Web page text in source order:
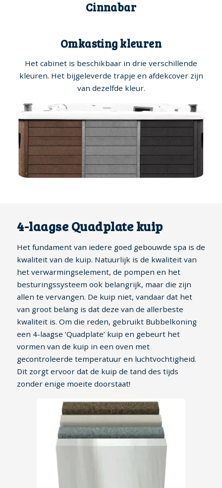
Cinnabar
Omkasting kleuren
Het cabinet is beschikbaar in drie verschillende
kleuren. Het bijgeleverde trapje en afdekcover zijn
van dezelfde kleur.
4-laagse Quadplate kuip
Het fundament van iedere goed gebouwde spa is de
kwaliteit van de kuip. Natuurlijk is de kwaliteit van
het verwarmingselement, de pompen en het
besturingssysteem ook belangrijk, maar die zijn
allen te vervangen. De kuip niet, vandaar dat het
van groot belang is dat deze van de allerbeste
kwaliteit is. Om die reden, gebruikt Bubbelkoning
een 4-laagse ‘Quadplate’ kuip en gebeurt het
vormen van de kuip in een oven met
gecontroleerde temperatuur en luchtvochtigheid.
Dit zorgt ervoor dat de kuip de tand des tijds
zonder enige moeite doorstaat!